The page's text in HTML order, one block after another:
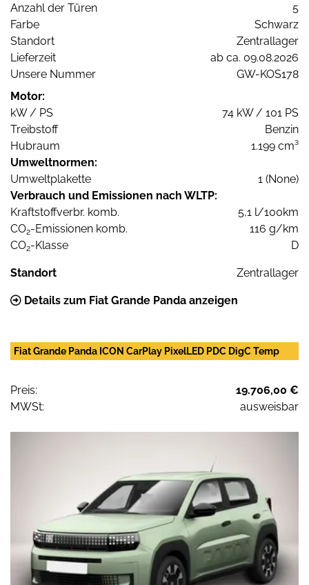
Anzahl der Türen
5
Farbe
Schwarz
Standort
Zentrallager
Lieferzeit
ab ca. 09.08.2026
Unsere Nummer
GW-KOS178
Motor:
kW / PS
74 kW / 101 PS
Treibstoff
Benzin
Hubraum
1.199 cm³
Umweltnormen:
Umweltplakette
1 (None)
Verbrauch und Emissionen nach WLTP:
Kraftstoffverbr. komb.
5,1 l/100km
CO2-Emissionen komb.
116 g/km
CO2-Klasse D
Standort Zentrallager
Details zum Fiat Grande Panda anzeigen
Fiat Grande Panda ICON CarPlay PixelLED PDC DigC Temp
Preis:
19.706,00 €
MWSt:
ausweisbar